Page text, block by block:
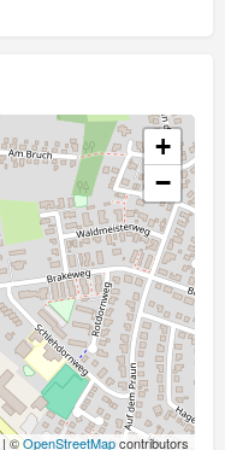
+
−
|©OpenStreetMapcontributors